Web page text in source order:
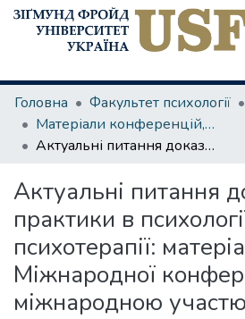
Головна
Факультет психології
Матеріали конференцій, семінарів
Актуальні питання доказової практики в психології і психотерапії: матеріали ІІ Міжнародної конференції з міжнародною участю
Актуальні питання
практики в
психотерапії:
Міжнародної
міжнародною участю